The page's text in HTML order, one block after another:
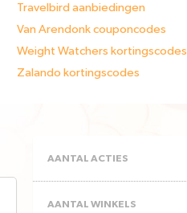
Travelbird aanbiedingen
Van Arendonk couponcodes
Weight Watchers kortingscodes
Zalando kortingscodes
AANTAL ACTIES
AANTAL WINKELS